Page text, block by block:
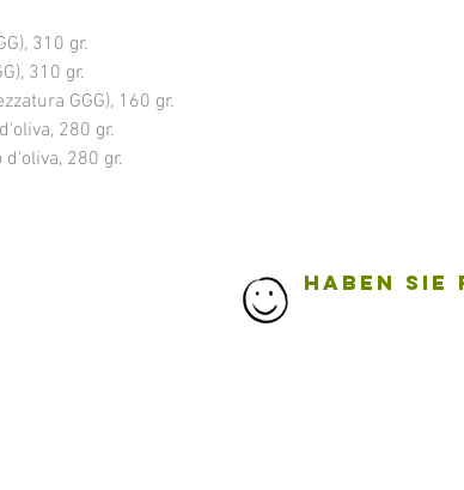
310 gr.
310 gr.
GGG), 160 gr.
280 gr.
280 gr.
HABEN